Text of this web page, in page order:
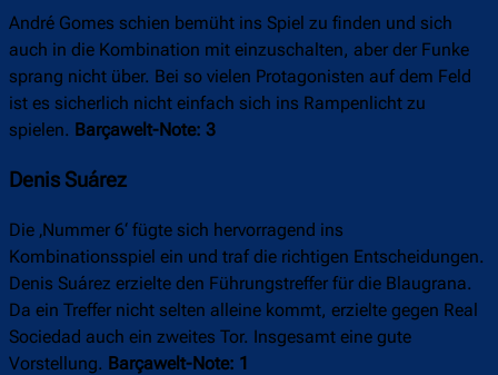
André Gomes schien bemüht ins Spiel zu finden und sich
auch in die Kombination mit einzuschalten, aber der Funke
sprang nicht über. Bei so vielen Protagonisten auf dem Feld
ist es sicherlich nicht einfach sich ins Rampenlicht zu
spielen. Barçawelt-Note: 3
Denis Suárez
Die ‚Nummer 6‘ fügte sich hervorragend ins
Kombinationsspiel ein und traf die richtigen Entscheidungen.
Denis Suárez erzielte den Führungstreffer für die Blaugrana.
Da ein Treffer nicht selten alleine kommt, erzielte gegen Real
Sociedad auch ein zweites Tor. Insgesamt eine gute
Vorstellung. Barçawelt-Note: 1